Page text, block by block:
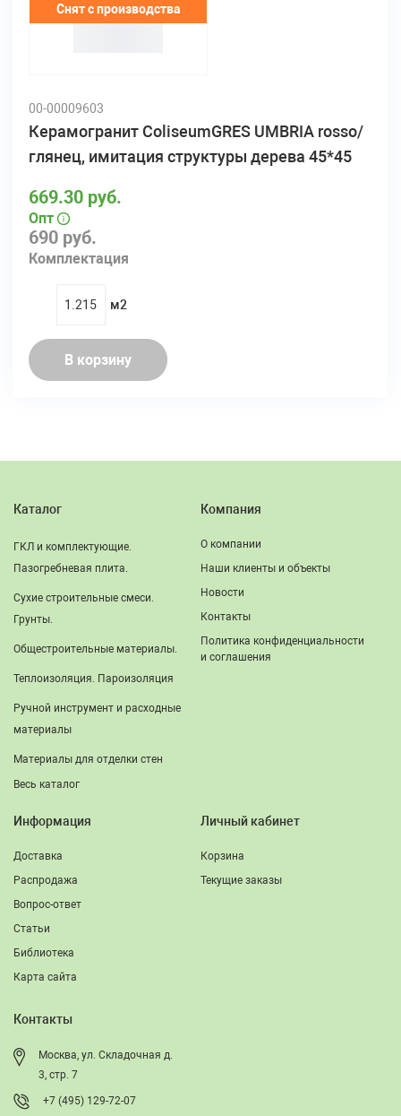
Снят с производства
00-00009603
Керамогранит ColiseumGRES UMBRIA rosso/
глянец, имитация структуры дерева 45*45
690 руб.
Комплектация
669.30 руб.
Опт
quantity
м2
В корзину
Контакты
Москва, ул. Складочная д.
3, стр. 7
+7 (495) 129-72-07
Каталог
ГКЛ и комплектующие.
Пазогребневая плита.
Сухие строительные смеси.
Грунты.
Общестроительные материалы.
Теплоизоляция. Пароизоляция
Ручной инструмент и расходные
материалы
Материалы для отделки стен
Весь каталог
Компания
О компании
Наши клиенты и объекты
Новости
Контакты
Политика конфиденциальности
и соглашения
Информация
Доставка
Распродажа
Вопрос-ответ
Статьи
Библиотека
Карта сайта
Личный кабинет
Корзина
Текущие заказы